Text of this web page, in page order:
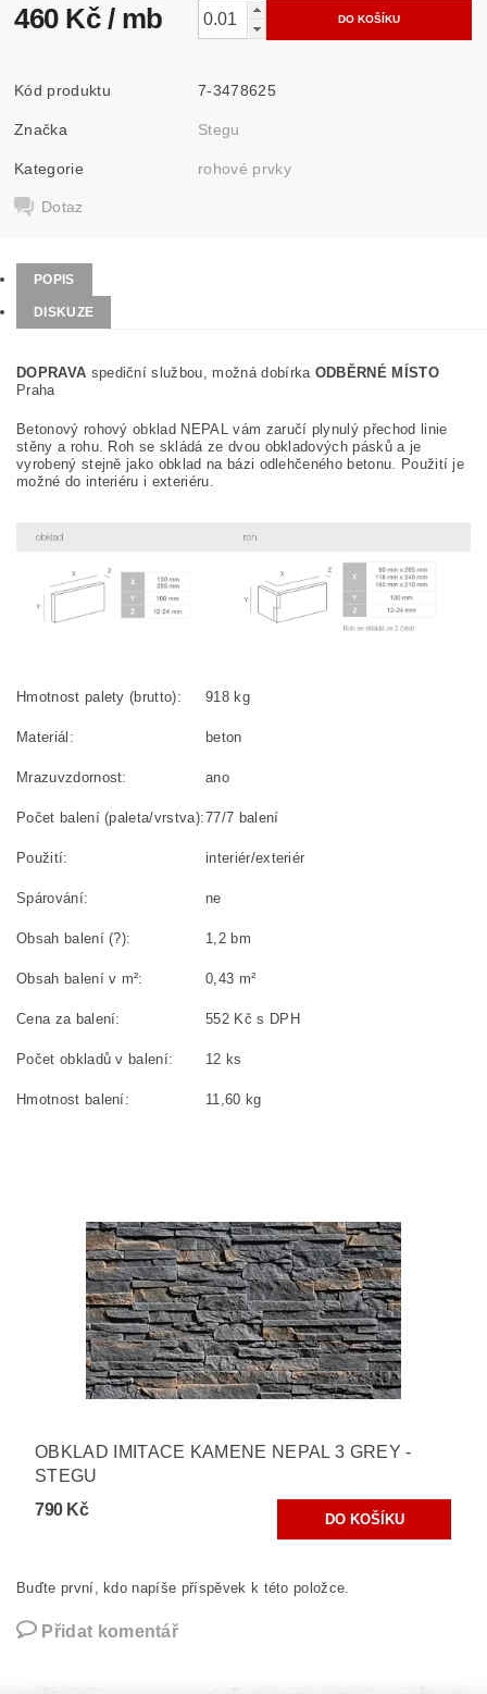
460 Kč / mb
Kód produktu 7-3478625
Značka Stegu
Kategorie rohové prvky
Dotaz
POPIS
DISKUZE
DOPRAVA spediční službou, možná dobírka ODBĚRNÉ MÍSTO
Praha
Betonový rohový obklad NEPAL vám zaručí plynulý přechod linie
stěny a rohu. Roh se skládá ze dvou obkladových pásků a je
vyrobený stejně jako obklad na bázi odlehčeného betonu. Použití je
možné do interiéru i exteriéru.
Hmotnost palety (brutto): 918 kg
Materiál: beton
Mrazuvzdornost: ano
Počet balení (paleta/vrstva):77/7 balení
Použití: interiér/exteriér
Spárování: ne
Obsah balení (?): 1,2 bm
Obsah balení v m²: 0,43 m²
Cena za balení: 552 Kč s DPH
Počet obkladů v balení: 12 ks
Hmotnost balení: 11,60 kg
OBKLAD IMITACE KAMENE NEPAL 3 GREY -
STEGU
790 Kč
Buďte první, kdo napíše příspěvek k této položce.
Přidat komentář